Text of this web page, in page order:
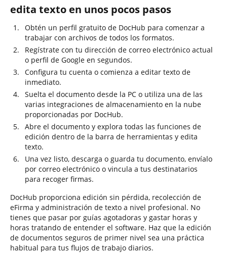
edita texto en unos pocos pasos
Obtén un perfil gratuito de DocHub para comenzar a
trabajar con archivos de todos los formatos.
Regístrate con tu dirección de correo electrónico actual
o perfil de Google en segundos.
Configura tu cuenta o comienza a editar texto de
inmediato.
Suelta el documento desde la PC o utiliza una de las
varias integraciones de almacenamiento en la nube
proporcionadas por DocHub.
Abre el documento y explora todas las funciones de
edición dentro de la barra de herramientas y edita
texto.
Una vez listo, descarga o guarda tu documento, envíalo
por correo electrónico o vincula a tus destinatarios
para recoger firmas.
DocHub proporciona edición sin pérdida, recolección de
eFirma y administración de texto a nivel profesional. No
tienes que pasar por guías agotadoras y gastar horas y
horas tratando de entender el software. Haz que la edición
de documentos seguros de primer nivel sea una práctica
habitual para tus flujos de trabajo diarios.